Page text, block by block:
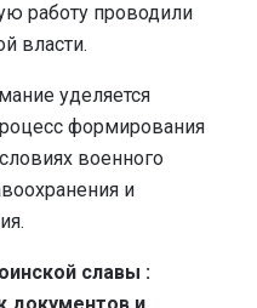
работу проводили
власти.
уделяется
формирования
военного
и
славы :